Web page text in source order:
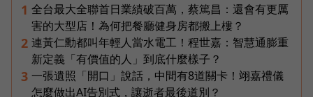
1 全台最大全聯首日業績破百萬，蔡篤昌：還會有更厲
害的大型店！為何把餐廳健身房都搬上樓？
2 連黃仁勳都叫年輕人當水電工！程世嘉：智慧通膨重
新定義「有價值的人」到底什麼樣子？
3 一張遺照「開口」說話，中間有8道關卡！翊嘉禮儀
怎麼做出AI告別式，讓逝者最後道別？